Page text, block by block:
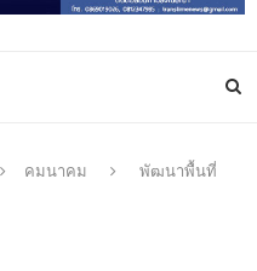
คมนาคม
พัฒนาพื้นที่